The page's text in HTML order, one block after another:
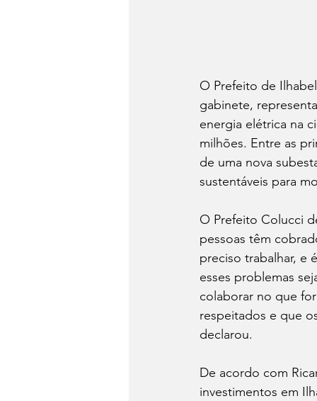
O Prefeito de
gabinete,
energia elétrica na
milhões. Entre as
de uma nova
sustentáveis para
O Prefeito Colucci
pessoas têm
preciso trabalhar, e
esses problemas
colaborar no que
respeitados e que
declarou.
De acordo com
investimentos em